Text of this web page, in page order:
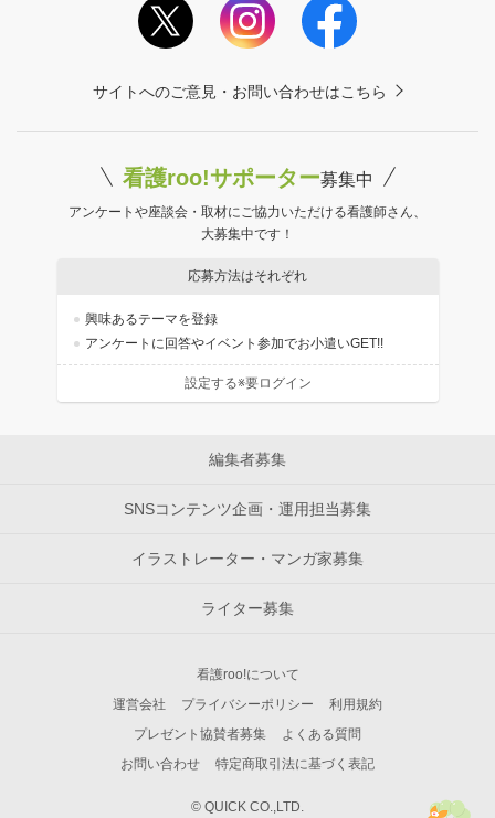
サイトへのご意見・お問い合わせはこちら
看護roo!サポーター募集中
アンケートや座談会・取材にご協力いただける看護師さん、
大募集中です！
応募方法はそれぞれ
興味あるテーマを登録
アンケートに回答やイベント参加でお小遣いGET!!
設定する※要ログイン
編集者募集
SNSコンテンツ企画・運用担当募集
イラストレーター・マンガ家募集
ライター募集
看護roo!について
運営会社
プライバシーポリシー
利用規約
プレゼント協賛者募集
よくある質問
お問い合わせ
特定商取引法に基づく表記
© QUICK CO.,LTD.